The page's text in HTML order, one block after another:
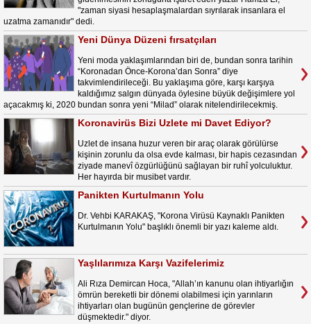
"zaman siyasi hesaplaşmalardan sıyrılarak insanlara el
uzatma zamanıdır" dedi.
Yeni Dünya Düzeni fırsatçıları
Yeni moda yaklaşımlarından biri de, bundan sonra tarihin
“Koronadan Önce-Korona’dan Sonra” diye
takvimlendirileceği. Bu yaklaşıma göre, karşı karşıya
kaldığımız salgın dünyada öylesine büyük değişimlere yol
açacakmış ki, 2020 bundan sonra yeni “Milad” olarak nitelendirilecekmiş.
Koronavirüs Bizi Uzlete mi Davet Ediyor?
Uzlet de insana huzur veren bir araç olarak görülürse
kişinin zorunlu da olsa evde kalması, bir hapis cezasından
ziyade manevî özgürlüğünü sağlayan bir ruhî yolculuktur.
Her hayırda bir musibet vardır.
Panikten Kurtulmanın Yolu
Dr. Vehbi KARAKAŞ, "Korona Virüsü Kaynaklı Panikten
Kurtulmanın Yolu" başlıklı önemli bir yazı kaleme aldı.
Yaşlılarımıza Karşı Vazifelerimiz
Ali Rıza Demircan Hoca, "Allah’ın kanunu olan ihtiyarlığın
ömrün bereketli bir dönemi olabilmesi için yarınların
ihtiyarları olan bugünün gençlerine de görevler
düşmektedir." diyor.